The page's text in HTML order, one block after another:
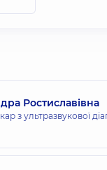
Ростиславівна
з ультразвукової